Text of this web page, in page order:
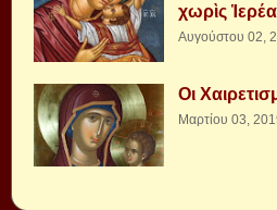
χωρὶς Ἱερέα
Αυγούστου 02,
Οι
Μαρτίου 03,